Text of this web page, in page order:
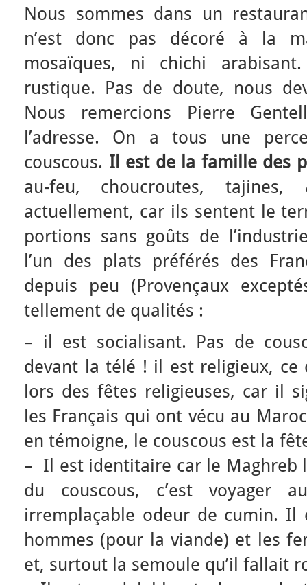
Nous sommes dans un
n’est donc pas décoré à la
mosaïques, ni chichi
rustique. Pas de doute, nous
Nous remercions Pierre
l’adresse. On a tous une
couscous. Il est de la famille des
au-feu, choucroutes, tajines,
actuellement, car ils sentent le
portions sans goûts de
l’un des plats préférés des
depuis peu (Provençaux
tellement de qualités :
– il est socialisant. Pas de
devant la télé ! il est religieux, ce
lors des fêtes religieuses, car il
les Français qui ont vécu au
en témoigne, le couscous est la
– Il est identitaire car le Maghreb
du couscous, c’est voyager
irremplaçable odeur de cumin.
hommes (pour la viande) et les
et, surtout la semoule qu’il fallait